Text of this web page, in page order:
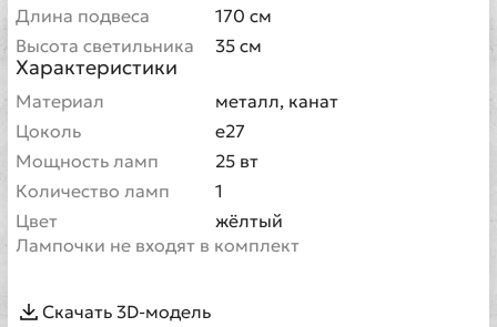
Длина подвеса
170 см
Высота светильника
35 см
Характеристики
Материал
металл, канат
Цоколь
e27
Мощность ламп
25 вт
Количество ламп
1
Цвет
жёлтый
Лампочки не входят в комплект
Скачать 3D-модель